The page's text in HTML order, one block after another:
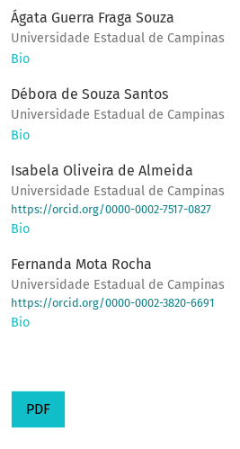
Ágata Guerra Fraga Souza
Universidade Estadual de Campinas
Bio
Débora de Souza Santos
Universidade Estadual de Campinas
Bio
Isabela Oliveira de Almeida
Universidade Estadual de Campinas
https://orcid.org/0000-0002-7517-0827
Bio
Fernanda Mota Rocha
Universidade Estadual de Campinas
https://orcid.org/0000-0002-3820-6691
Bio
PDF